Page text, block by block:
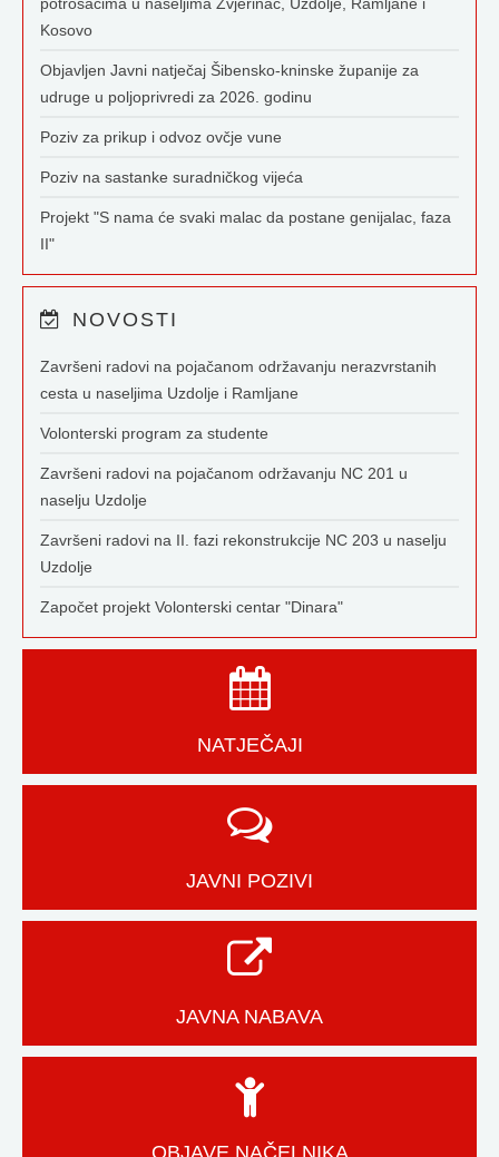
Kosovo
Objavljen Javni natječaj Šibensko-kninske županije za
udruge u poljoprivredi za 2026. godinu
Poziv za prikup i odvoz ovčje vune
Poziv na sastanke suradničkog vijeća
Projekt "S nama će svaki malac da postane genijalac, faza
II"
NOVOSTI
Završeni radovi na pojačanom održavanju nerazvrstanih
cesta u naseljima Uzdolje i Ramljane
Volonterski program za studente
Završeni radovi na pojačanom održavanju NC 201 u
naselju Uzdolje
Završeni radovi na II. fazi rekonstrukcije NC 203 u naselju
Uzdolje
Započet projekt Volonterski centar "Dinara"
NATJEČAJI
JAVNI POZIVI
JAVNA NABAVA
OBJAVE NAČELNIKA